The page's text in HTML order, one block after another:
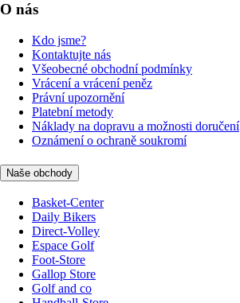
O nás
Kdo jsme?
Kontaktujte nás
Všeobecné obchodní podmínky
Vrácení a vrácení peněz
Právní upozornění
Platební metody
Náklady na dopravu a možnosti doručení
Oznámení o ochraně soukromí
Naše obchody
Basket-Center
Daily Bikers
Direct-Volley
Espace Golf
Foot-Store
Gallop Store
Golf and co